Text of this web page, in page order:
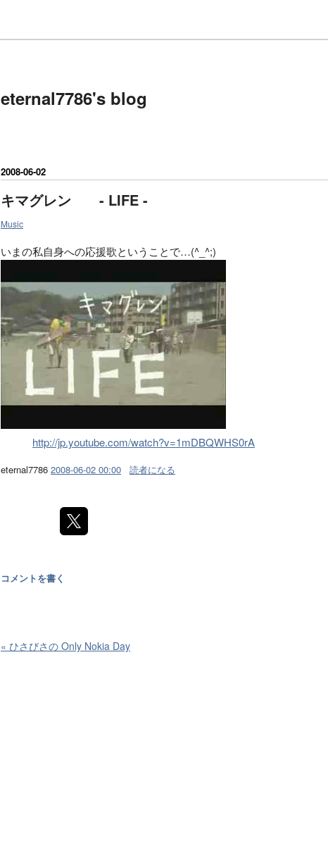
eternal7786's blog
2008-06-02
キマグレン - LIFE -
Music
いまの私自身への応援歌ということで…(^_^;)
http://jp.youtube.com/watch?v=1mDBQWHS0rA
eternal7786 2008-06-02 00:00 読者になる
コメントを書く
« ひさびさの Only Nokia Day